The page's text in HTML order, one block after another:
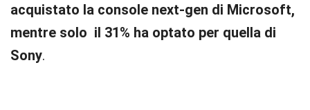
acquistato la console next-gen di Microsoft,
mentre solo il 31% ha optato per quella di
Sony.